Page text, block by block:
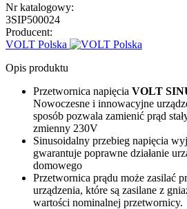
Nr katalogowy:
3SIP500024
Producent:
VOLT Polska
Opis produktu
Przetwornica napięcia VOLT
Nowoczesne i innowacyjne
sposób pozwala zamienić prąd
zmienny 230V
Sinusoidalny przebieg napięcia
gwarantuje poprawne działanie
domowego
Przetwornica prądu może zasilać
urządzenia, które są zasilane z
wartości nominalnej przetwornicy.